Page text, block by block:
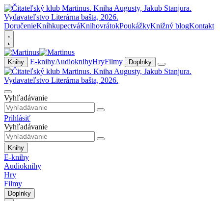
DoručenieKníhkupectváKnihovrátokPoukážkyKnižný blogKontakt
Knihy E-knihyAudioknihyHryFilmy Doplnky
Vyhľadávanie
Prihlásiť
Vyhľadávanie
Knihy
E-knihy
Audioknihy
Hry
Filmy
Doplnky